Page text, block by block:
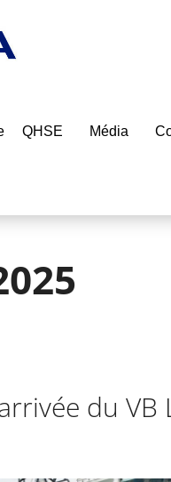
QHSE Média
du VB